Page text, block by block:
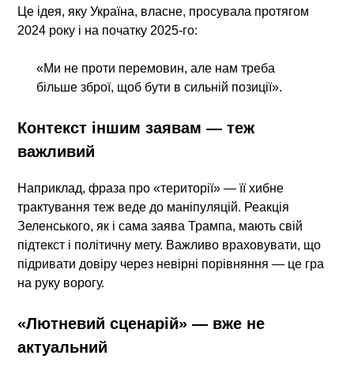
Це ідея, яку Україна, власне, просувала протягом
2024 року і на початку 2025-го:
«Ми не проти перемовин, але нам треба
більше зброї, щоб бути в сильній позиції».
Контекст іншим заявам — теж
важливий
Наприклад, фраза про «території» — її хибне
трактування теж веде до маніпуляцій. Реакція
Зеленського, як і сама заява Трампа, мають свій
підтекст і політичну мету. Важливо враховувати, що
підривати довіру через невірні порівняння — це гра
на руку ворогу.
«Лютневий сценарій» — вже не
актуальний